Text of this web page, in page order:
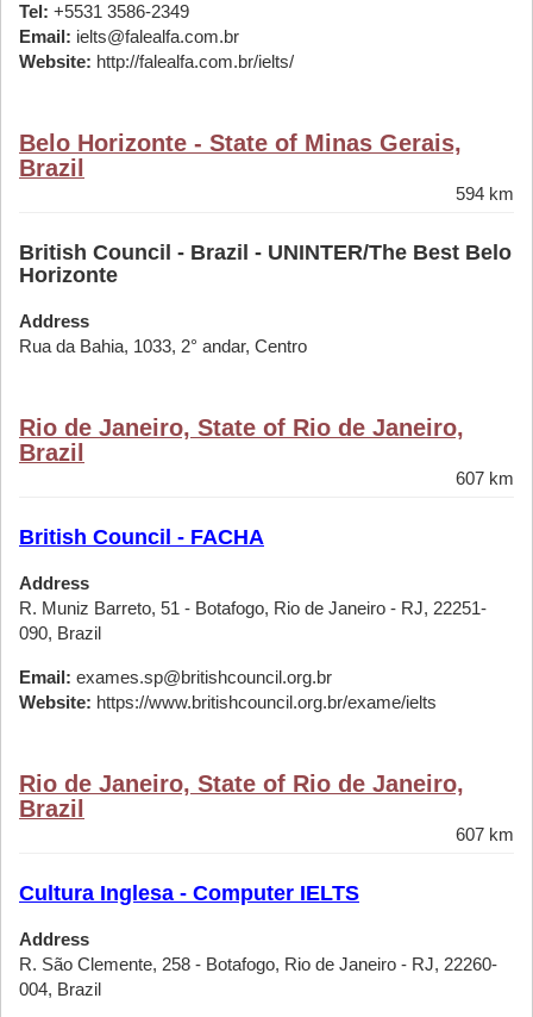
Tel: +5531 3586-2349
Email: ielts@falealfa.com.br
Website: http://falealfa.com.br/ielts/
Belo Horizonte - State of Minas Gerais,
Brazil
594 km
British Council - Brazil - UNINTER/The Best Belo
Horizonte
Address
Rua da Bahia, 1033, 2° andar, Centro
Rio de Janeiro, State of Rio de Janeiro,
Brazil
607 km
British Council - FACHA
Address
R. Muniz Barreto, 51 - Botafogo, Rio de Janeiro - RJ, 22251-
090, Brazil
Email: exames.sp@britishcouncil.org.br
Website: https://www.britishcouncil.org.br/exame/ielts
Rio de Janeiro, State of Rio de Janeiro,
Brazil
607 km
Cultura Inglesa - Computer IELTS
Address
R. São Clemente, 258 - Botafogo, Rio de Janeiro - RJ, 22260-
004, Brazil